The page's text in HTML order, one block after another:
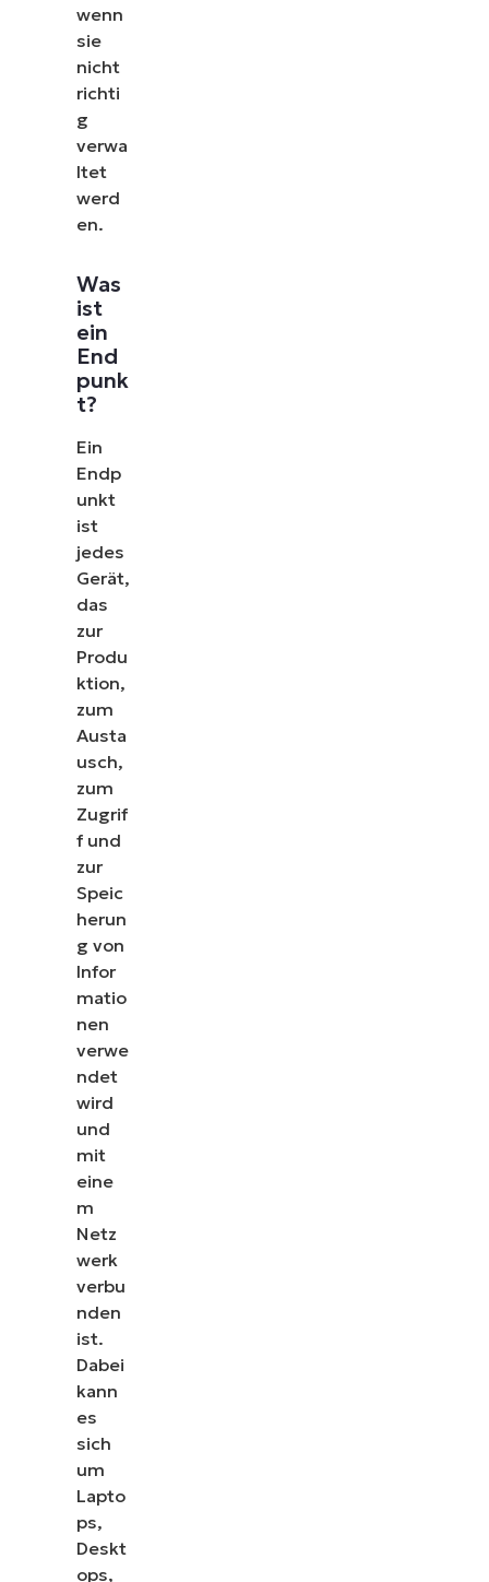
wenn
sie
nicht
richti
g
verwa
ltet
werd
en.
Was
ist
ein
End
punk
t?
Ein
Endp
unkt
ist
jedes
Gerät,
das
zur
Produ
ktion,
zum
Austa
usch,
zum
Zugrif
f und
zur
Speic
herun
g von
Infor
matio
nen
verwe
ndet
wird
und
mit
eine
m
Netz
werk
verbu
nden
ist.
Dabei
kann
es
sich
um
Lapto
ps,
Deskt
ops,